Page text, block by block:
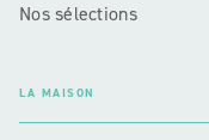
Nos sélections
LA MAISON